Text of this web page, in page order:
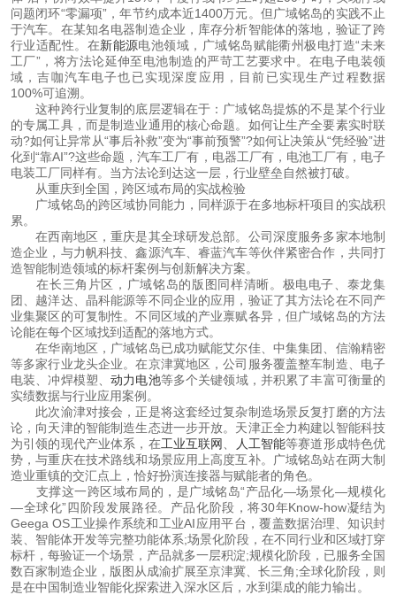
问题闭环“零漏项”，年节约成本近1400万元。但广域铭岛的实践不止
于汽车。在某知名电器制造企业，库存分析智能体的落地，验证了跨
行业适配性。在新能源电池领域，广域铭岛赋能衢州极电打造“未来
工厂”，将方法论延伸至电池制造的严苛工艺要求中。在电子电装领
域，吉咖汽车电子也已实现深度应用，目前已实现生产过程数据
100%可追溯。
这种跨行业复制的底层逻辑在于：广域铭岛提炼的不是某个行业
的专属工具，而是制造业通用的核心命题。如何让生产全要素实时联
动?如何让异常从“事后补救”变为“事前预警”?如何让决策从“凭经验”进
化到“靠AI”?这些命题，汽车工厂有，电器工厂有，电池工厂有，电子
电装工厂同样有。当方法论到达这一层，行业壁垒自然被打破。
从重庆到全国，跨区域布局的实战检验
广域铭岛的跨区域协同能力，同样源于在多地标杆项目的实战积
累。
在西南地区，重庆是其全球研发总部。公司深度服务多家本地制
造企业，与力帆科技、鑫源汽车、睿蓝汽车等伙伴紧密合作，共同打
造智能制造领域的标杆案例与创新解决方案。
在长三角片区，广域铭岛的版图同样清晰。极电电子、泰龙集
团、越洋达、晶科能源等不同企业的应用，验证了其方法论在不同产
业集聚区的可复制性。不同区域的产业禀赋各异，但广域铭岛的方法
论能在每个区域找到适配的落地方式。
在华南地区，广域铭岛已成功赋能艾尔佳、中集集团、信瀚精密
等多家行业龙头企业。在京津冀地区，公司服务覆盖整车制造、电子
电装、冲焊模塑、动力电池等多个关键领域，并积累了丰富可衡量的
实绩数据与行业应用案例。
此次渝津对接会，正是将这套经过复杂制造场景反复打磨的方法
论，向天津的智能制造生态进一步开放。天津正全力构建以智能科技
为引领的现代产业体系，在工业互联网、 人工智能等赛道形成特色优
势，与重庆在技术路线和场景应用上高度互补。广域铭岛站在两大制
造业重镇的交汇点上，恰好扮演连接器与赋能者的角色。
支撑这一跨区域布局的，是广域铭岛“产品化—场景化—规模化
—全球化”四阶段发展路径。产品化阶段，将30年Know-how凝结为
Geega OS工业操作系统和工业AI应用平台，覆盖数据治理、知识封
装、智能体开发等完整功能体系;场景化阶段，在不同行业和区域打穿
标杆，每验证一个场景，产品就多一层积淀;规模化阶段，已服务全国
数百家制造企业，版图从成渝扩展至京津冀、长三角;全球化阶段，则
是在中国制造业智能化探索进入深水区后，水到渠成的能力输出。